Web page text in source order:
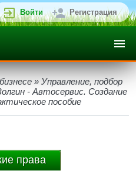
Войти Регистрация
» Управление, подбор
- Автосервис. Создание
пособие
права